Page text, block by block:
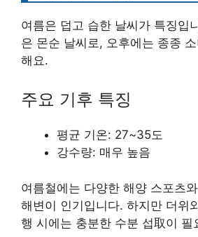
여름은 덥고 습한 날씨가 특징입
은 몬순 날씨로, 오후에는 종종
해요.
주요 기후 특징
평균 기온: 27~35도
강수량: 매우 높음
여름철에는 다양한 해양 스포츠
해변이 인기입니다. 하지만 더위
행 시에는 충분한 수분 섭取이 필